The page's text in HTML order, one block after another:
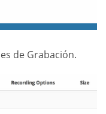
de Grabación.